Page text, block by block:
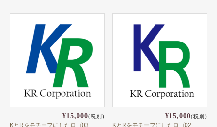
¥15,000(税別)
KとRをモチーフにしたロゴ03
¥15,000(税別)
KとRをモチーフにしたロゴ02